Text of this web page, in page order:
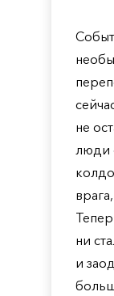
не
люди
ни
и